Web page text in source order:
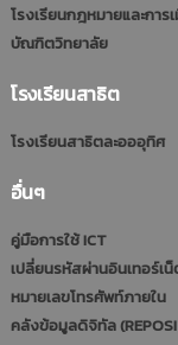
โรงเรียนกฎหมายและการ
บัณฑิตวิทยาลัย
โรงเรียนสาธิต
โรงเรียนสาธิตละอออุทิศ
อื่นๆ
คู่มือการใช้ ICT
เปลี่ยนรหัสผ่านอินเทอร์เ
หมายเลขโทรศัพท์ภายใน
คลังข้อมูลดิจิทัล